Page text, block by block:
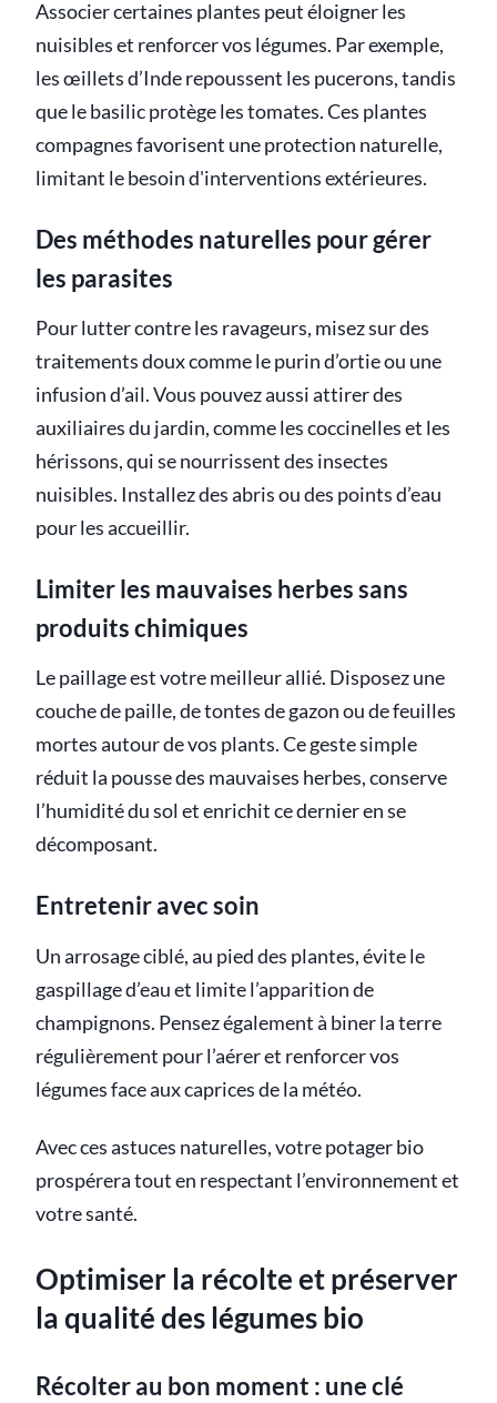
Associer certaines plantes peut éloigner les
nuisibles et renforcer vos légumes. Par exemple,
les œillets d’Inde repoussent les pucerons, tandis
que le basilic protège les tomates. Ces plantes
compagnes favorisent une protection naturelle,
limitant le besoin d'interventions extérieures.
Des méthodes naturelles pour gérer
les parasites
Pour lutter contre les ravageurs, misez sur des
traitements doux comme le purin d’ortie ou une
infusion d’ail. Vous pouvez aussi attirer des
auxiliaires du jardin, comme les coccinelles et les
hérissons, qui se nourrissent des insectes
nuisibles. Installez des abris ou des points d’eau
pour les accueillir.
Limiter les mauvaises herbes sans
produits chimiques
Le paillage est votre meilleur allié. Disposez une
couche de paille, de tontes de gazon ou de feuilles
mortes autour de vos plants. Ce geste simple
réduit la pousse des mauvaises herbes, conserve
l’humidité du sol et enrichit ce dernier en se
décomposant.
Entretenir avec soin
Un arrosage ciblé, au pied des plantes, évite le
gaspillage d’eau et limite l’apparition de
champignons. Pensez également à biner la terre
régulièrement pour l’aérer et renforcer vos
légumes face aux caprices de la météo.
Avec ces astuces naturelles, votre potager bio
prospérera tout en respectant l’environnement et
votre santé.
Optimiser la récolte et préserver
la qualité des légumes bio
Récolter au bon moment : une clé